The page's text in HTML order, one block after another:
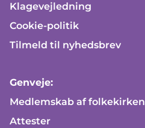
Klagevejledning
Cookie-politik
Tilmeld til nyhedsbrev
Genveje:
Medlemskab af folkekirken
Attester